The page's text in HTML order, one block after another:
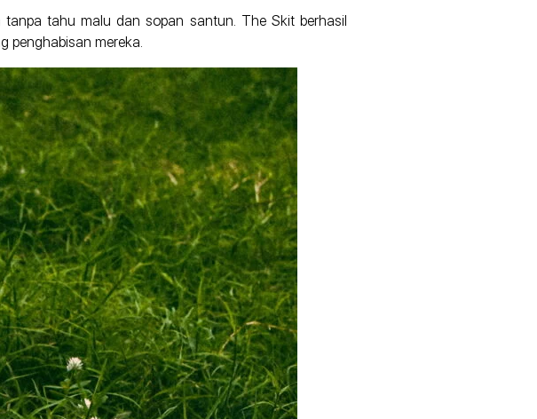
tahu malu dan sopan santun. The Skit berhasil
penghabisan mereka.